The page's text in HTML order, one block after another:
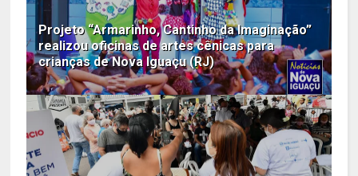
Projeto “Armarinho, Cantinho da Imaginação”
realizou oficinas de artes cênicas para
crianças de Nova Iguaçu (RJ)